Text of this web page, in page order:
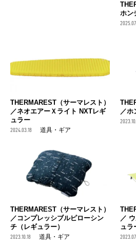
ホン
THERMAREST（サーマレスト）
／ネオエアーＸライト NXTレギ
ュラー
2024.03.18 道具・ギア
／
THERMAREST（サーマレスト）
／コンプレッシブルピローシン
チ（レギュラー）
2023.10.18 道具・ギア
／
ュラ